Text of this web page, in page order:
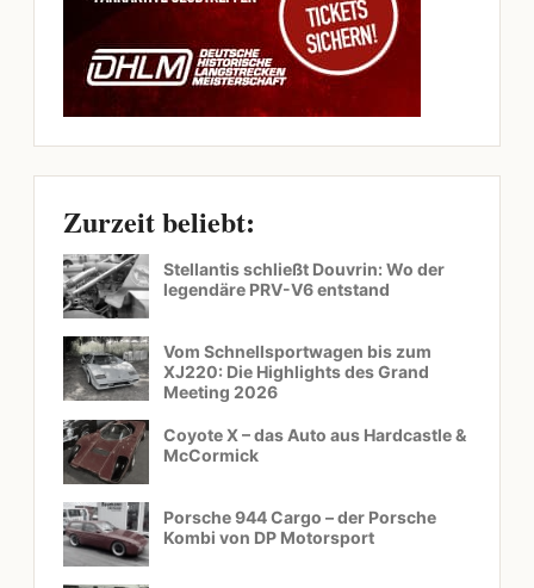
Zurzeit beliebt:
Stellantis schließt Douvrin: Wo der
legendäre PRV-V6 entstand
Vom Schnellsportwagen bis zum
XJ220: Die Highlights des Grand
Meeting 2026
Coyote X – das Auto aus Hardcastle &
McCormick
Porsche 944 Cargo – der Porsche
Kombi von DP Motorsport